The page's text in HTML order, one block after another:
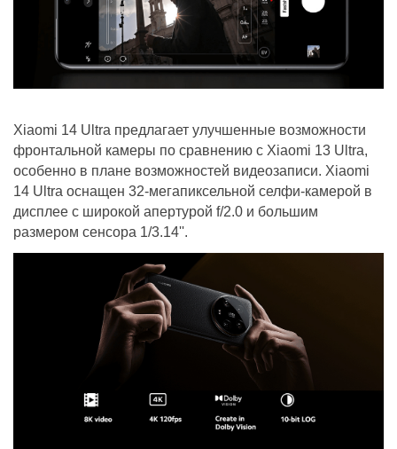
Xiaomi 14 Ultra предлагает улучшенные возможности
фронтальной камеры по сравнению с Xiaomi 13 Ultra,
особенно в плане возможностей видеозаписи. Xiaomi
14 Ultra оснащен 32-мегапиксельной селфи-камерой в
дисплее с широкой апертурой f/2.0 и большим
размером сенсора 1/3.14''.